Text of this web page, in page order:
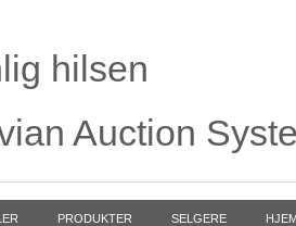
hilsen
Auction
PRODUKTER SELGERE